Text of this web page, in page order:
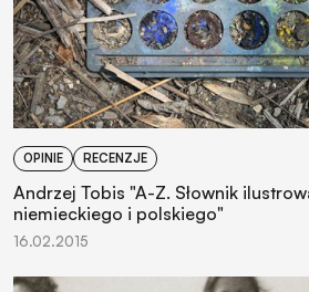
OPINIE RECENZJE
Andrzej Tobis "A-Z. Słownik
niemieckiego i polskiego"
16.02.2015